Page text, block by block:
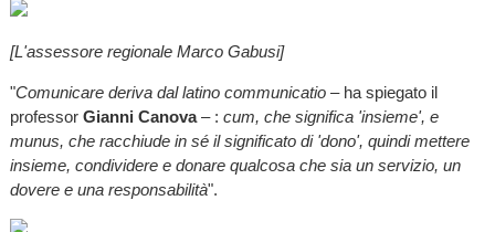
[L'assessore regionale Marco Gabusi]
"Comunicare deriva dal latino communicatio– ha spiegato il
professor Gianni Canova– : cum, che significa 'insieme', e
munus, che racchiude in sé il significato di 'dono', quindi mettere
insieme, condividere e donare qualcosa che sia un servizio, un
dovere e una responsabilità".